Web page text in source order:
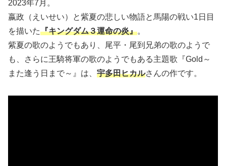
2023年7月。
嬴政（えいせい）と紫夏の悲しい物語と馬陽の戦い1日目
を描いた『キングダム３運命の炎』。
紫夏の歌のようでもあり、尾平・尾到兄弟の歌のようで
も、さらに王騎将軍の歌のようでもある主題歌『Gold～
また逢う日まで～』は、 宇多田ヒカルさんの作です。